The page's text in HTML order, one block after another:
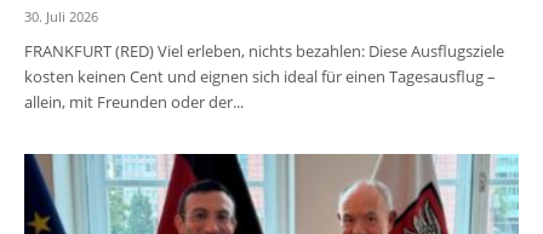
30. Juli 2026
FRANKFURT (RED) Viel erleben, nichts bezahlen: Diese Ausflugsziele
kosten keinen Cent und eignen sich ideal für einen Tagesausflug –
allein, mit Freunden oder der...